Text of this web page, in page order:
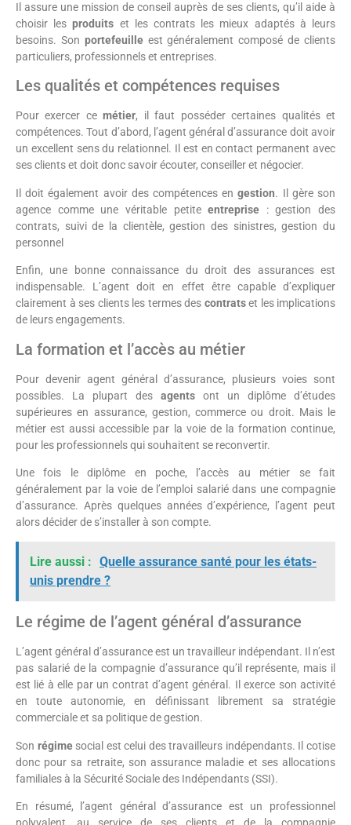
Il assure une mission de conseil auprès de ses clients, qu’il aide à
choisir lesproduits et les contrats les mieux adaptés à leurs
besoins. Son portefeuilleest généralement composé de clients
particuliers, professionnels et entreprises.
Les qualités et compétences requises
Pour exercer cemétier, il faut posséder certaines qualités et
compétences. Tout d’abord, l’agent général d’assurance doit avoir
un excellent sens du relationnel. Il est en contact permanent avec
ses clients et doit donc savoir écouter, conseiller et négocier.
Il doit également avoir des compétences engestion. Il gère son
agence comme une véritable petiteentreprise : gestion des
contrats, suivi de la clientèle, gestion des sinistres, gestion du
personnel
Enfin, une bonne connaissance du droit des assurances est
indispensable. L’agent doit en effet être capable d’expliquer
clairement à ses clients les termes des contratset les implications
de leurs engagements.
La formation et l’accès au métier
Pour devenir agent général d’assurance, plusieurs voies sont
possibles. La plupart des agents ont un diplôme d’études
supérieures en assurance, gestion, commerce ou droit. Mais le
métier est aussi accessible par la voie de la formation continue,
pour les professionnels qui souhaitent se reconvertir.
Une fois le diplôme en poche, l’accès au métier se fait
généralement par la voie de l’emploi salarié dans une compagnie
d’assurance. Après quelques années d’expérience, l’agent peut
alors décider de s’installer à son compte.
Lire aussi : Quelle assurance santé pour les états-
unis prendre ?
Le régime de l’agent général d’assurance
L’agent général d’assurance est un travailleur indépendant. Il n’est
pas salarié de la compagnie d’assurance qu’il représente, mais il
est lié à elle par un contrat d’agent général. Il exerce son activité
en toute autonomie, en définissant librement sa stratégie
commerciale et sa politique de gestion.
Son régimesocial est celui des travailleurs indépendants. Il cotise
donc pour sa retraite, son assurance maladie et ses allocations
familiales à la Sécurité Sociale des Indépendants (SSI).
En résumé, l’agent général d’assurance est un professionnel